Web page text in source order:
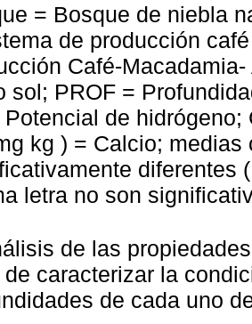
= Bosque de niebla
de producción
Café-
sol; PROF =
Potencial de
kg ) = Calcio;
diferentes (
letra no son
de las
de caracterizar la
de cada uno